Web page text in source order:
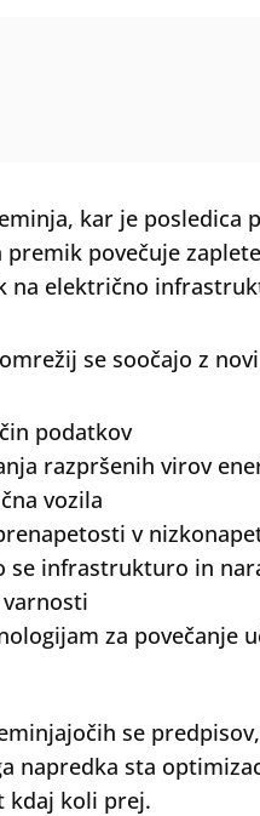
kar je posledica
premik povečuje
na električno
se soočajo z
podatkov
razpršenih virov
vozila
v
se infrastrukturo in
za povečanje
se
napredka sta
kdaj koli prej.